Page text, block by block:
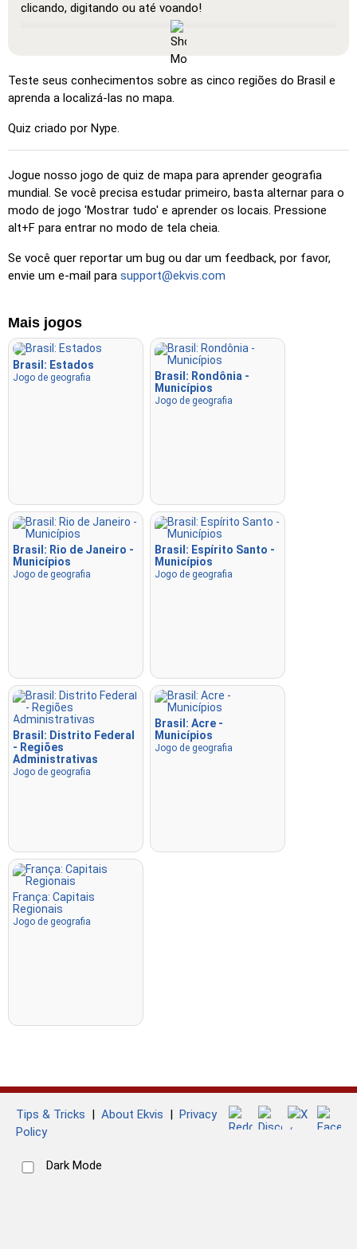
clicando, digitando ou até voando!
: Um modo de aprendizado onde todas as
localizações estão visíveis no mapa, facilitando o estudo e
Clique (muito fácil): Funciona como 'Clique', mas ao
Clique (fácil)
: Semelhante a 'Clique', mas destaca três
locais possíveis para facilitar a seleção.
Clique: Clique exatamente no local solicitado.
Clique (difícil): Como 'Clique', mas os locais retornam à
cor original após serem clicados.
fronteiras visíveis, tornando-o mais desafiador.
Múltipla escolha: Escolha a opção correta entre quatro
clicando ou pressionando as teclas 1–4.
Escrita aleatório
: Digite os nomes das localidades em
qualquer ordem; eles serão destacados no mapa à medida
Teste seus conhecimentos sobre as cinco regiões do Brasil e
aprenda a localizá-las no mapa.
Quiz criado por Nype.
Jogue nosso jogo de quiz de mapa para aprender geografia
mundial. Se você precisa estudar primeiro, basta alternar para o
modo de jogo 'Mostrar tudo' e aprender os locais. Pressione
alt+F para entrar no modo de tela cheia.
Se você quer reportar um bug ou dar um feedback, por favor,
envie um e-mail para support@ekvis.com
Mais jogos
Brasil: Estados
Jogo de geografia
Brasil: Rondônia -
Municípios
Jogo de geografia
Brasil: Rio de Janeiro -
Municípios
Jogo de geografia
Brasil: Espírito Santo -
Municípios
Jogo de geografia
Brasil: Distrito Federal
- Regiões
Administrativas
Jogo de geografia
Brasil: Acre -
Municípios
Jogo de geografia
França: Capitais
Regionais
Jogo de geografia
Tips & Tricks About Ekvis
Privacy
Policy
Dark Mode